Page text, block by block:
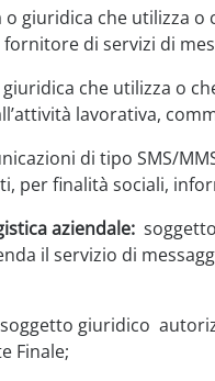
o giuridica che utilizza
di servizi di
che utilizza o
lavorativa,
di tipo SMS/
per finalità sociali,
aziendale:soggetto
il servizio di
giuridico
Finale;